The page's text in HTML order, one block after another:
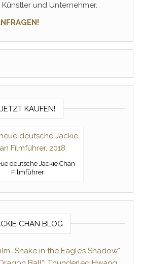
und Unternehmer.
JETZT KAUFEN!
deutsche Jackie Chan
Filmführer
CHAN BLOG
„Snake in the Eagle’s Shadow“